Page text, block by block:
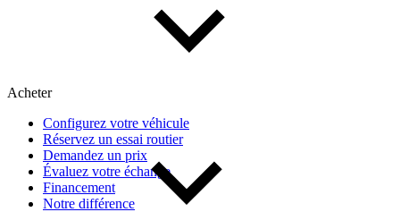
Acheter
Configurez votre véhicule
Réservez un essai routier
Demandez un prix
Évaluez votre échange
Financement
Notre différence